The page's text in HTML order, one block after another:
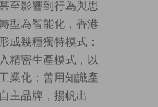
至影響到行為與思
型為智能化，香港
成幾種獨特模式：
精密生產模式，以
業化；善用知識產
主品牌，揚帆出